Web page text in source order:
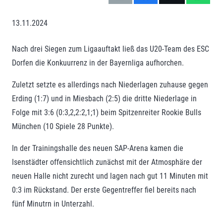
13.11.2024
Nach drei Siegen zum Ligaauftakt ließ das U20-Team des ESC
Dorfen die Konkuurrenz in der Bayernliga aufhorchen.
Zuletzt setzte es allerdings nach Niederlagen zuhause gegen
Erding (1:7) und in Miesbach (2:5) die dritte Niederlage in
Folge mit 3:6 (0:3,2,2:2,1;1) beim Spitzenreiter Rookie Bulls
München (10 Spiele 28 Punkte).
In der Trainingshalle des neuen SAP-Arena kamen die
Isenstädter offensichtlich zunächst mit der Atmosphäre der
neuen Halle nicht zurecht und lagen nach gut 11 Minuten mit
0:3 im Rückstand. Der erste Gegentreffer fiel bereits nach
fünf Minutrn in Unterzahl.